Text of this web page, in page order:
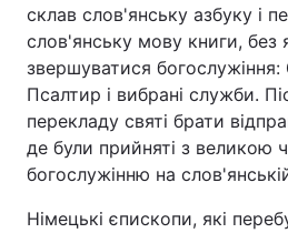
склав слов'янську азбуку і
слов'янську мову книги, без
звершуватися богослужіння:
Псалтир і вибрані служби.
перекладу святі брати
де були прийняті з великою
богослужінню на
Німецькі єпископи, які